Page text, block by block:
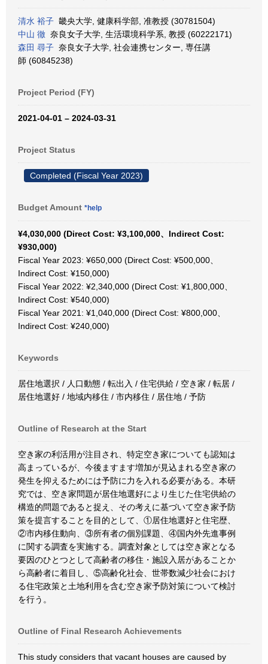
清水 裕子 畿央大学, 健康科学部, 准教授 (30781504)
中山 徹 奈良女子大学, 生活環境科学系, 教授 (60222171)
森田 尋子 奈良女子大学, 社会連携センター, 専任講
師 (60845238)
Project Period (FY)
2021-04-01 – 2024-03-31
Project Status
Completed (Fiscal Year 2023)
Budget Amount *help
¥4,030,000 (Direct Cost: ¥3,100,000、Indirect Cost:
¥930,000)
Fiscal Year 2023: ¥650,000 (Direct Cost: ¥500,000、
Indirect Cost: ¥150,000)
Fiscal Year 2022: ¥2,340,000 (Direct Cost: ¥1,800,000、
Indirect Cost: ¥540,000)
Fiscal Year 2021: ¥1,040,000 (Direct Cost: ¥800,000、
Indirect Cost: ¥240,000)
Keywords
居住地選択 / 人口動態 / 転出入 / 住宅供給 / 空き家 / 転居 /
居住地選好 / 地域内移住 / 市内移住 / 居住地 / 予防
Outline of Research at the Start
空き家の利活用が注目され、特定空き家についても認知は
高まっているが、今後ますます増加が見込まれる空き家の
発生を抑えるためには予防に力を入れる必要がある。本研
究では、空き家問題が居住地選好により生じた住宅供給の
構造的問題であると捉え、その考えに基づいて空き家予防
策を提言することを目的として、①居住地選好と住宅歴、
②市内移住動向、③所有者の個別課題、④国内外先進事例
に関する調査を実施する。調査対象としては空き家となる
要因のひとつとして高齢者の移住・施設入居があることか
ら高齢者に着目し、⑤高齢化社会、世帯数減少社会におけ
る住宅政策と土地利用を含む空き家予防対策について検討
を行う。
Outline of Final Research Achievements
This study considers that vacant houses are caused by